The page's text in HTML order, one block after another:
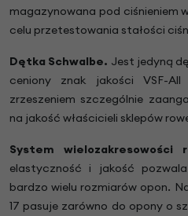
magazynowana pod ciśnieniem
celu przetestowania stałości
Dętka Schwalbe. Jest jedyną
ceniony znak jakości VSF-
zrzeszeniem szczególnie
na jakość właścicieli sklepów
System wielozakresowości
elastyczność i jakość
bardzo wielu rozmiarów opon.
17 pasuje zarówno do opony o